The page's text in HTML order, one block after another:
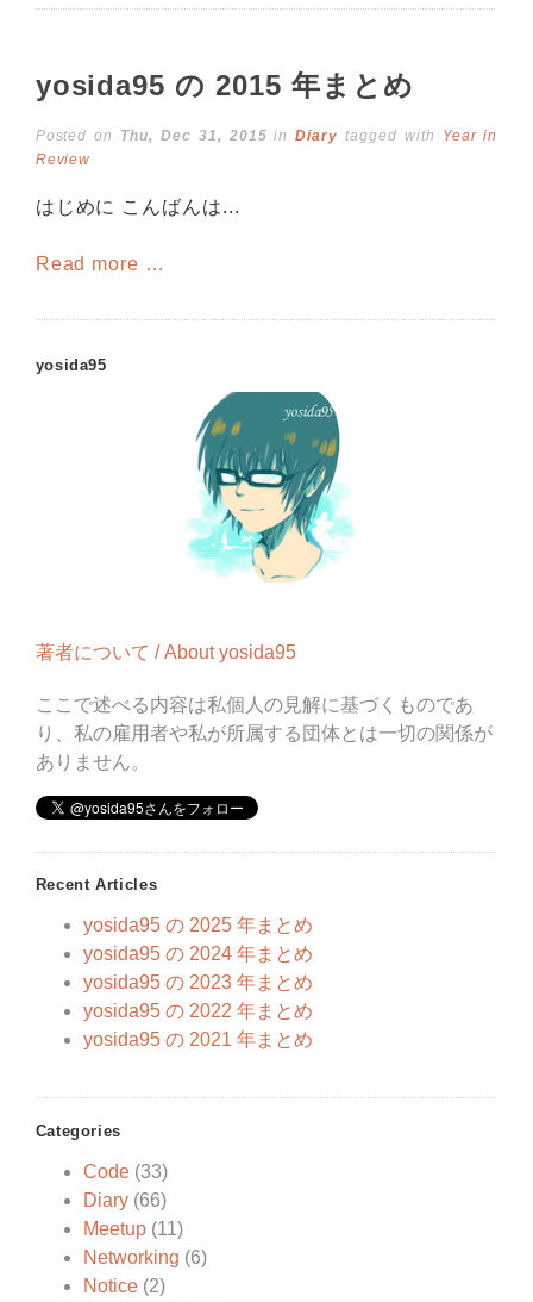
yosida95 の 2015 年まとめ
Posted on Thu, Dec 31, 2015 inDiary tagged with Year in
Review
はじめに こんばんは...
Read more …
yosida95
著者について / About yosida95
ここで述べる内容は私個人の見解に基づくものであ
り、私の雇用者や私が所属する団体とは一切の関係が
ありません。
Recent Articles
yosida95 の 2025 年まとめ
yosida95 の 2024 年まとめ
yosida95 の 2023 年まとめ
yosida95 の 2022 年まとめ
yosida95 の 2021 年まとめ
Categories
Code(33)
Diary(66)
Meetup(11)
Networking (6)
Notice(2)